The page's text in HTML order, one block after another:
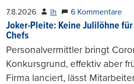
7.8.2026 lh 6 Kommentare
Joker-Pleite: Keine Julilöhne
Chefs
Personalvermittler bringt
Konkursgrund, effektiv aber
Firma lanciert, lässt